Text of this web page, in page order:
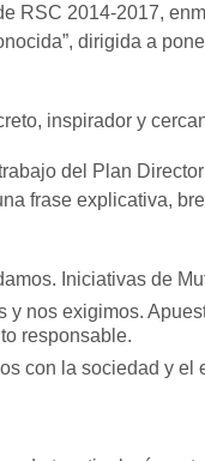
RSC 2014-2017,
dirigida a
inspirador y
del Plan
frase explicativa,
Iniciativas de
y nos exigimos.
responsable.
con la sociedad y